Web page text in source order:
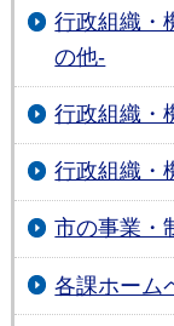
行政組織・
の他-
行政組織
行政組織
市の事業・
各課ホーム